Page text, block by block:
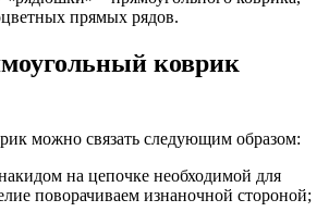
прямых рядов.
коврик
можно связать следующим образом:
на цепочке необходимой для
поворачиваем изнаночной стороной;